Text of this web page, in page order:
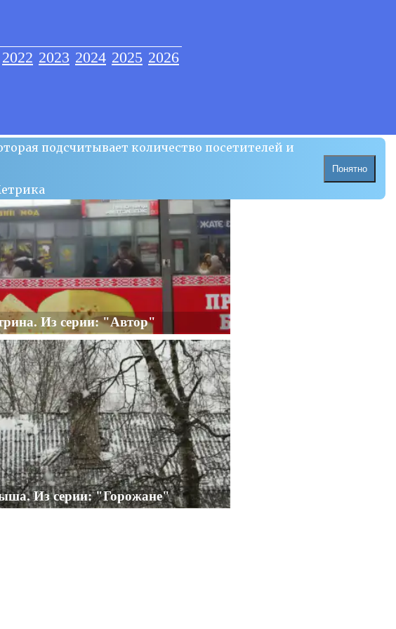
2022 2023 2024 2025 2026
подсчитывает количество посетителей и
Понятно
Из серии: "Автор"
Из серии: "Горожане"